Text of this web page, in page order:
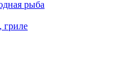
рыба
гриле